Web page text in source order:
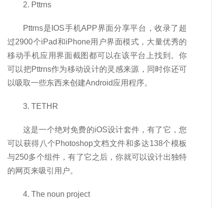
2. Pttrns
Pttrns是IOS手机APP界面分享平台，收录了超
过2900个iPad和iPhone用户界面模式，大量优秀的
移动手机应用界面截图都可以在该平台上找到。你
可以把Pttrns作为移动设计的灵感来源，同时你还可
以吸取一些东西来创建Android应用程序。
3. TETHR
这是一个绝对免费的iOS设计套件，有了它，您
可以获得八个Photoshop文档文件和多达138个模板
与250多个组件，有了它之后，你就可以设计出独特
的网页来吸引用户。
4. The noun project